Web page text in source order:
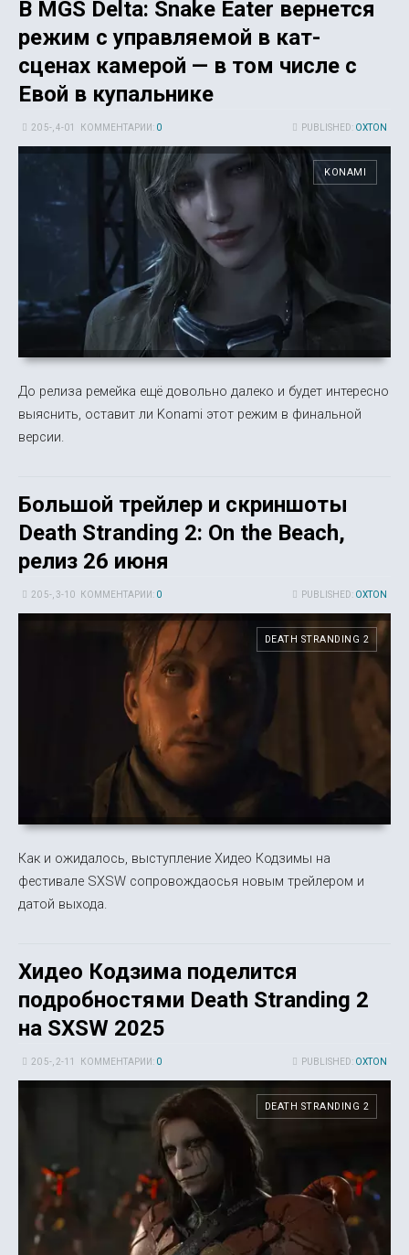
В MGS Delta: Snake Eater вернется
режим с управляемой в кат-
сценах камерой — в том числе с
Евой в купальнике
PUBLISHED: OXTON
20 5-, 4-01 КОММЕНТАРИИ: 0
KONAMI
До релиза ремейка ещё довольно далеко и будет интересно
выяснить, оставит ли Konami этот режим в финальной
версии.
Большой трейлер и скриншоты
Death Stranding 2: On the Beach,
релиз 26 июня
PUBLISHED: OXTON
20 5-, 3-10 КОММЕНТАРИИ: 0
DEATH STRANDING 2
Как и ожидалось, выступление Хидео Кодзимы на
фестивале SXSW сопровождаосья новым трейлером и
датой выхода.
Хидео Кодзима поделится
подробностями Death Stranding 2
на SXSW 2025
PUBLISHED: OXTON
20 5-, 2-11 КОММЕНТАРИИ: 0
DEATH STRANDING 2